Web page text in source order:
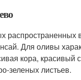
распространенных
Для оливы
кора, красивый
зеленых листьев.